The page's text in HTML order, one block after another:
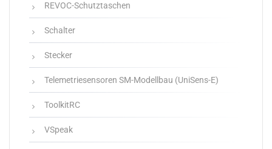
REVOC-Schutztaschen
Schalter
Stecker
Telemetriesensoren SM-Modellbau (UniSens-E)
ToolkitRC
VSpeak